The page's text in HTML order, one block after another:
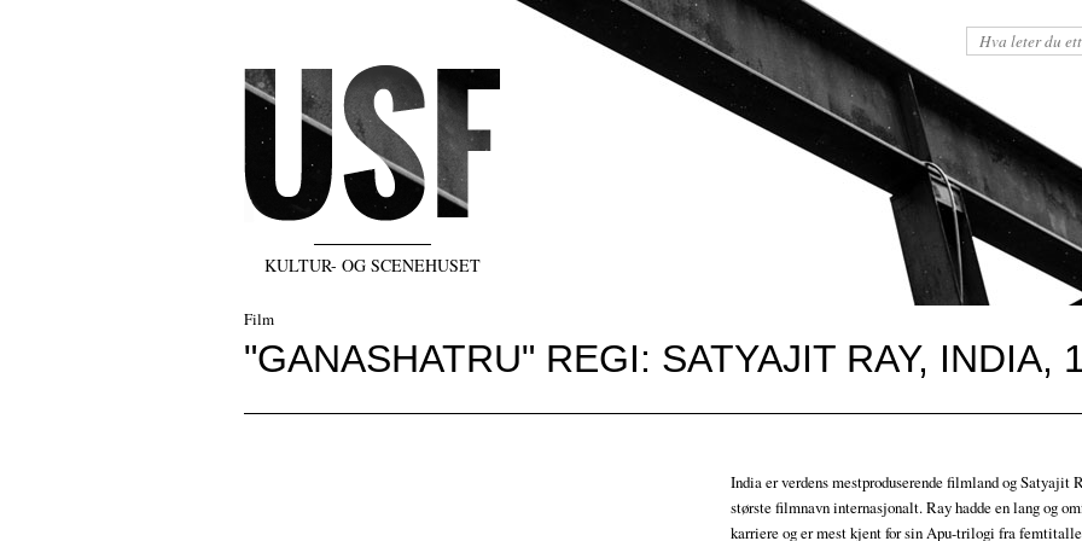
KULTUR- OG SCENEHUSET
Film
"GANASHATRU" REGI: SATYAJIT RAY, INDIA,
India er verdens mestproduserende filmland og Satyajit
største filmnavn internasjonalt. Ray hadde en lang og
karriere og er mest kjent for sin Apu-trilogi fra